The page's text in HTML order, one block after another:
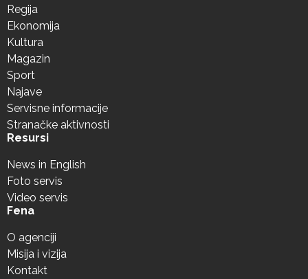
Regija
Ekonomija
Kultura
Magazin
Sport
Najave
Servisne informacije
Stranačke aktivnosti
Resursi
News in English
Foto servis
Video servis
Fena
O agenciji
Misija i vizija
Kontakt